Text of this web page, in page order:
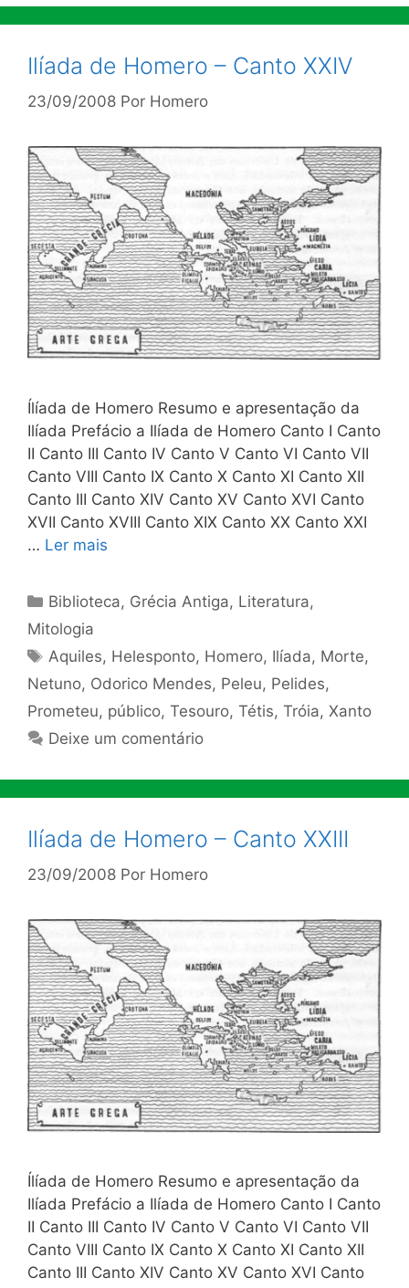
Ilíada de Homero – Canto XXIV
23/09/2008 Por Homero
Ílíada de Homero Resumo e apresentação da
Ilíada Prefácio a Ilíada de Homero Canto I Canto
II Canto III Canto IV Canto V Canto VI Canto VII
Canto VIII Canto IX Canto X Canto XI Canto XII
Canto III Canto XIV Canto XV Canto XVI Canto
XVII Canto XVIII Canto XIX Canto XX Canto XXI
… Ler mais
Categorias
Biblioteca, Grécia Antiga, Literatura,
Mitologia
Tags
Aquiles, Helesponto, Homero, Ilíada, Morte,
Netuno, Odorico Mendes, Peleu, Pelides,
Prometeu, público, Tesouro, Tétis, Tróia, Xanto
Deixe um comentário
Ilíada de Homero – Canto XXIII
23/09/2008 Por Homero
Ílíada de Homero Resumo e apresentação da
Ilíada Prefácio a Ilíada de Homero Canto I Canto
II Canto III Canto IV Canto V Canto VI Canto VII
Canto VIII Canto IX Canto X Canto XI Canto XII
Canto III Canto XIV Canto XV Canto XVI Canto